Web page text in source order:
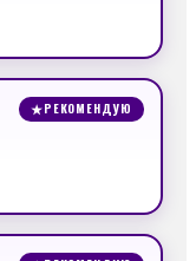
★РЕКОМЕНДУЮ